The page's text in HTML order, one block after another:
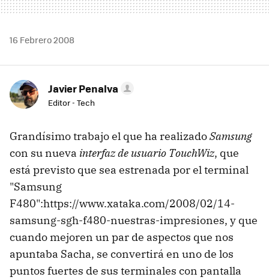
16 Febrero 2008
Javier Penalva
Editor - Tech
Grandísimo trabajo el que ha realizadoSamsung
con su nueva interfaz de usuario TouchWiz, que
está previsto que sea estrenada por el terminal
"Samsung
F480":https://www.xataka.com/2008/02/14-
samsung-sgh-f480-nuestras-impresiones, y que
cuando mejoren un par de aspectos que nos
apuntaba Sacha, se convertirá en uno de los
puntos fuertes de sus terminales con pantalla